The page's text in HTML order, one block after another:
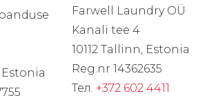
Estonia
Farwell Laundry OÜ
Kanali tee 4
10112 Tallinn, Estonia
Reg.nr 14362635
Тел. +372 602 4411